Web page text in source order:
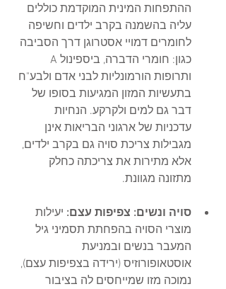
ההתפחות המינית המוקדמת כוללים
עליה בהשמנה בקרב ילדים וחשיפה
לחומרים דמויי אסטרוגן דרך הסביבה
ותרופות הורמונליות לבני אדם ולבע"ח
בתעשיות המזון המגיעות בסופו של
דבר גם למים ולקרקע. הנחיות
עדכניות של ארגוני הבריאות אינן
מגבילות צריכת סויה גם בקרב ילדים,
אלא מתירות את צריכתה כחלק
מתזונה מגוונת.
סויה ונשים: צפיפות עצם: יעילות
מוצרי הסויה בהפחתת תסמיני גיל
המעבר בנשים ובמניעת
אוסטאופורוזיס (ירידה בצפיפות עצם),
נמוכה מזו שמייחסים לה בציבור